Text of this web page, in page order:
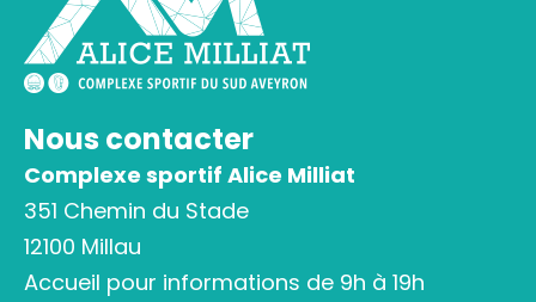
Nous contacter
Complexe sportif Alice Milliat
351 Chemin du Stade
12100 Millau
Accueil pour informations de 9h à 19h